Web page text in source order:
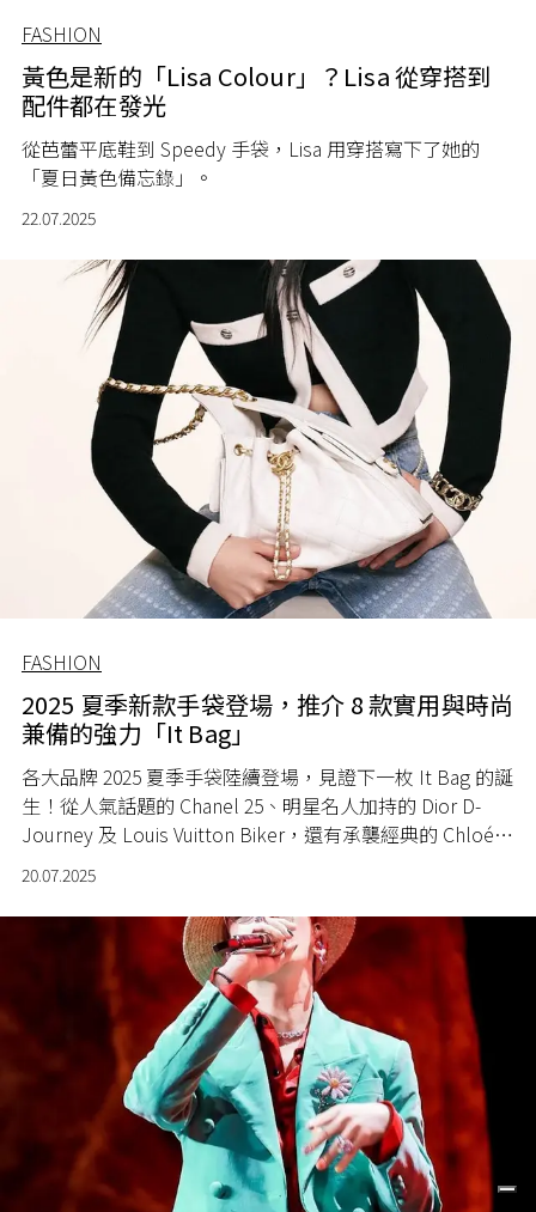
FASHION
黃色是新的「Lisa Colour」？Lisa 從穿搭到
配件都在發光
從芭蕾平底鞋到 Speedy 手袋，Lisa 用穿搭寫下了她的
「夏日黃色備忘錄」。
22.07.2025
FASHION
2025 夏季新款手袋登場，推介 8 款實用與時尚
兼備的強力「It Bag」
各大品牌 2025 夏季手袋陸續登場，見證下一枚 It Bag 的誕
生！從人氣話題的 Chanel 25、明星名人加持的 Dior D-
Journey 及 Louis Vuitton Biker，還有承襲經典的 Chloé
時尚焦點。
20.07.2025